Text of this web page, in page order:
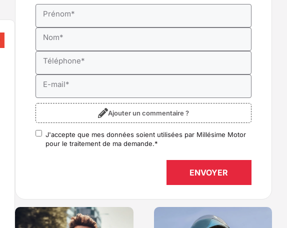
Prénom*
Nom*
Téléphone*
E-mail*
Ajouter un commentaire ?
RGPD*
J'accepte que mes données soient utilisées par Millésime Motor
pour le traitement de ma demande.*